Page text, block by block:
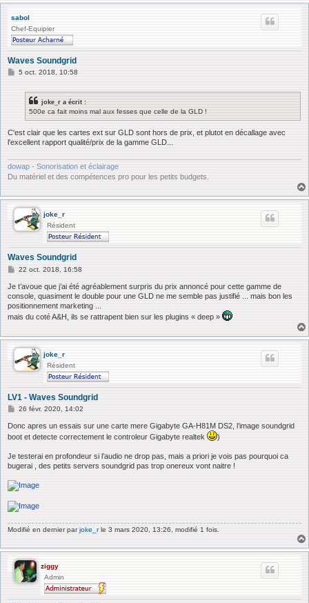
sabol
Chef-Equipier
Waves Soundgrid
M5 oct. 2018, 10:58
joke_r a écrit :
500e ca fait moins mal aux fesses que celle de la GLD !
C'est clair que les cartes ext sur GLD sont hors de prix, et plutot en décallage avec
l'excellent rapport qualité/prix de la gamme GLD...
dowap - Sonorisation et éclairage
Du matériel et des compétences pro pour les petits budgets.
joke_r
Résident
Waves Soundgrid
M
s
s
g
e
22 oct. 2018, 16:58
Je t’avoue que j’ai été agréablement surpris du prix annoncé pour cette gamme de
console, quasiment le double pour une GLD ne me semble pas justifié ... mais bon les
positionnement marketing ...
mais du coté A&H, ils se rattrapent bien sur les plugins « deep »
joke_r
Résident
LV1 - Waves Soundgrid
M
s
a
e
26 févr. 2020, 14:02
Donc apres un essais sur une carte mere Gigabyte GA-H81M DS2, l’image soundgrid
boot et detecte correctement le controleur Gigabyte realtek
)
Je testerai en profondeur si l’audio ne drop pas, mais a priori je vois pas pourquoi ca
bugerai , des petits servers soundgrid pas trop onereux vont naitre !
Modifié en dernier parjoke_rle 3 mars 2020, 13:26, modifié 1 fois.
ziggy
Admin